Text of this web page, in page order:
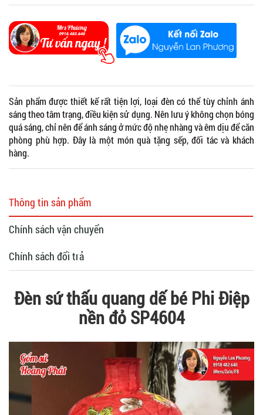
Sản phẩm được thiết kế rất tiện lợi, loại đèn có thể tùy chỉnh ánh
sáng theo tâm trạng, điều kiện sử dụng. Nên lưu ý không chọn bóng
quá sáng, chỉ nên để ánh sáng ở mức độ nhẹ nhàng và êm dịu để căn
phòng phù hợp. Đây là một món quà tặng sếp, đối tác và khách
hàng.
Thông tin sản phẩm
Chính sách vận chuyển
Chính sách đổi trả
Đèn sứ thấu quang dế bé Phi Điệp
nền đỏ SP4604